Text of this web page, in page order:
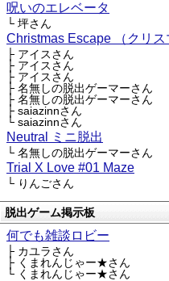
呪いのエレベータ
└ 坪さん
Christmas Escape （クリス
├ アイスさん
├ アイスさん
├ アイスさん
├ 名無しの脱出ゲーマーさん
├ 名無しの脱出ゲーマーさん
├ saiazinnさん
└ saiazinnさん
Neutral ミニ脱出
└ 名無しの脱出ゲーマーさん
Trial X Love #01 Maze
└ りんごさん
脱出ゲーム掲示板
何でも雑談ロビー
├ カユラさん
├ くまれんじゃー★さん
└ くまれんじゃー★さん